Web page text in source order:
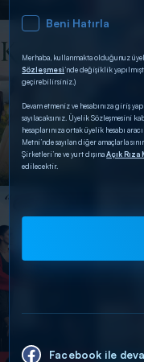
DİĞER SONUÇLAR
Beni Hatırla
Merhaba, kullanmakta olduğunuz
Sözleşmesi’nde değişiklik
geçirebilirsiniz.)
Devam etmeniz ve hesabınıza giriş
sayılacaksınız. Üyelik
hesaplarınıza ortak üyelik hesabı
Metni’nde sayılan diğer amaçlarla
Şirketleri’ne ve yurt dışınaAçık Rıza
edilecektir.
Facebook ile